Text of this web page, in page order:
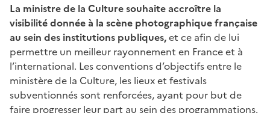
La ministre de la Culture souhaite accroître la
visibilité donnée à la scène photographique française
au sein des institutions publiques,et ce afin de lui
permettre un meilleur rayonnement en France et à
l’international. Les conventions d’objectifs entre le
ministère de la Culture, les lieux et festivals
subventionnés sont renforcées, ayant pour but de
faire progresser leur part au sein des programmations.